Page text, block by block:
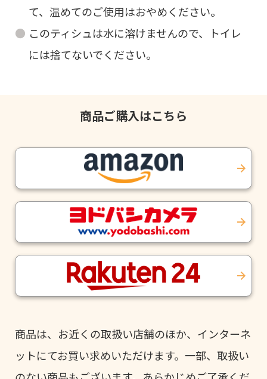
て、温めてのご使用はおやめください。
このティシュは水に溶けませんので、トイレ
には捨てないでください。
商品ご購入はこちら
商品は、お近くの取扱い店舗のほか、インターネ
ットにてお買い求めいただけます。一部、取扱い